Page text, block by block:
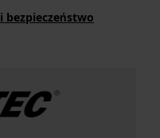
bezpieczeństwo